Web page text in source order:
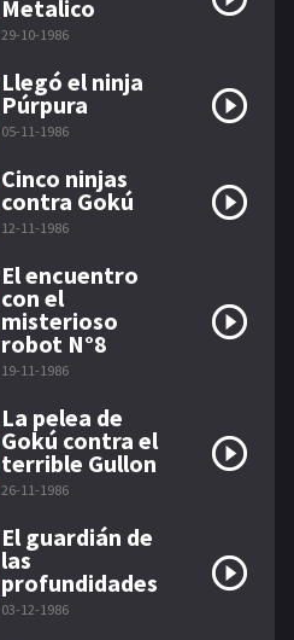
Metalico
29-10-1986
Llegó el ninja
Púrpura
05-11-1986
Cinco ninjas
contra Gokú
12-11-1986
El encuentro
con el
misterioso
robot N°8
19-11-1986
La pelea de
Gokú contra el
terrible Gullon
26-11-1986
El guardián de
las
profundidades
03-12-1986